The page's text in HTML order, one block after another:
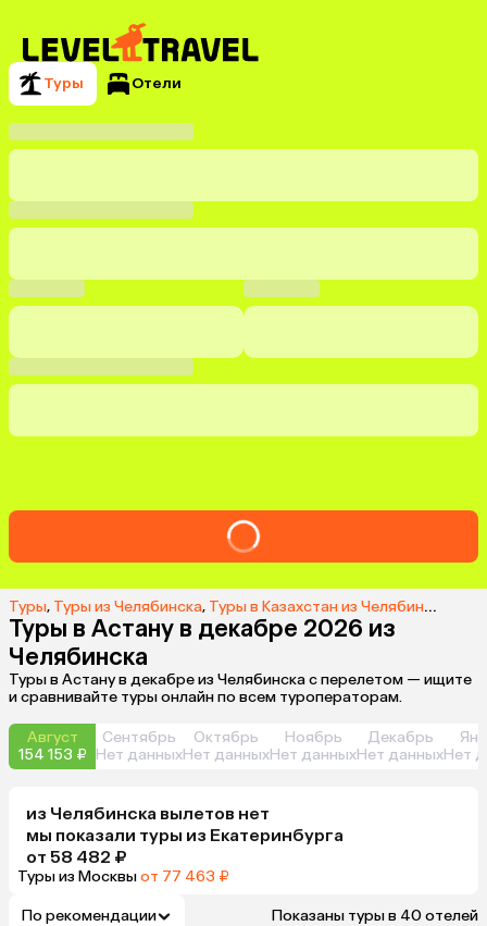
Туры Отели
Туры, Туры из Челябинска, Туры в Казахстан из Челябинска
Туры в Астану в декабре 2026 из
Челябинска
Туры в Астану в декабре из Челябинска с перелетом — ищите
и сравнивайте туры онлайн по всем туроператорам.
Август
154 153 ₽
Сентябрь
Нет данных
Октябрь
Нет данных
Ноябрь
Нет данных
Декабрь
Нет данныхНет
из Челябинска вылетов нет
мы показали туры из Екатеринбурга
от 58 482 ₽
Туры из Москвыот 77 463 ₽
По рекомендации Показаны туры в 40 отелей